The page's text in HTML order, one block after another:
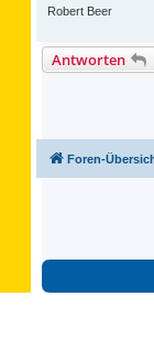
Robert Beer
Antworten
Foren-